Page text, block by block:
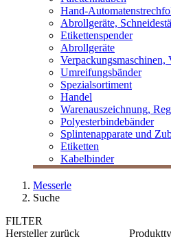
Hand-
Abrollgeräte,
Etikettenspender
Abrollgeräte
Verpackungsmaschinen,
Umreifungsbänder
Spezialsortiment
Handel
Warenauszeichnung,
Polyesterbindebänder
Splintenapparate und
Etiketten
Kabelbinder
Messerle
Suche
FILTER
Herstellerzurück